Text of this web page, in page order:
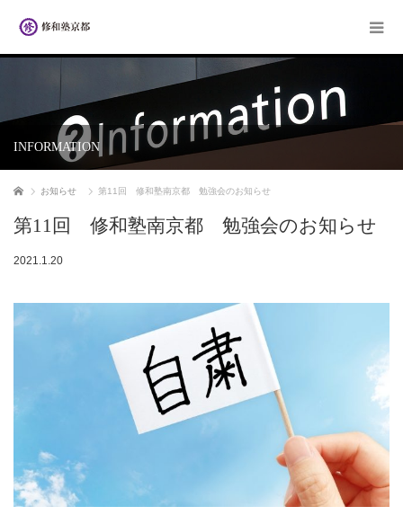
INFORMATION
ホーム お知らせ 第11回 修和塾南京都 勉強会のお知らせ
第11回 修和塾南京都 勉強会のお知らせ
2021.1.20